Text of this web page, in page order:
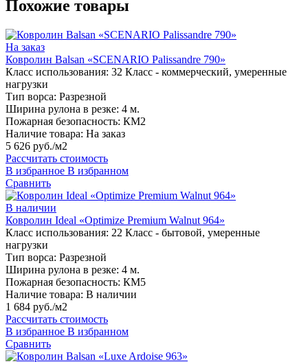
Похожие товары
На заказ
Ковролин Balsan «SCENARIO Palissandre 790»
Класс использования: 32 Класс - коммерческий, умеренные
нагрузки
Тип ворса: Разрезной
Ширина рулона в резке: 4 м.
Пожарная безопасность: КМ2
Наличие товара: На заказ
5 626 руб./м2
Рассчитать стоимость
В избранное В избранном
Сравнить
В наличии
Ковролин Ideal «Optimize Premium Walnut 964»
Класс использования: 22 Класс - бытовой, умеренные
нагрузки
Тип ворса: Разрезной
Ширина рулона в резке: 4 м.
Пожарная безопасность: КМ5
Наличие товара: В наличии
1 684 руб./м2
Рассчитать стоимость
В избранное В избранном
Сравнить